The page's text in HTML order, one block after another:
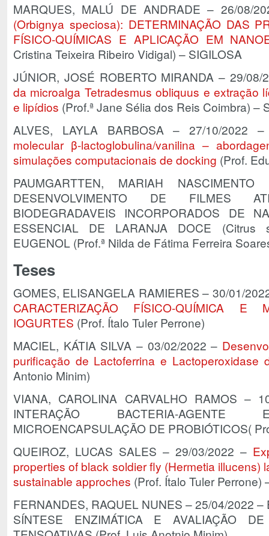
MARQUES, MALÚ DE ANDRADE – 26/08/
(Orbignya speciosa): DETERMINAÇÃO DAS
FÍSICO-QUÍMICAS E APLICAÇÃO EM
Cristina Teixeira Ribeiro Vidigal) – SIGILOSA
JÚNIOR, JOSÉ ROBERTO MIRANDA – 29/
da microalga Tetradesmus obliquus e extração
e lipídios (Prof.ª Jane Sélia dos Reis Coimbra) –
ALVES, LAYLA BARBOSA – 27/10/2022
molecular β-lactoglobulina/vanilina –
simulações computacionais de docking (Prof.
PAUMGARTTEN, MARIAH
DESENVOLVIMENTO DE FILMES
BIODEGRADAVEIS INCORPORADOS DE
ESSENCIAL DE LARANJA DOCE
EUGENOL (Prof.ª Nilda de Fátima Ferreira
Teses
GOMES, ELISANGELA RAMIERES – 30/01/
CARACTERIZAÇÃO FÍSICO-QUÍMICA E
IOGURTES (Prof. Ítalo Tuler Perrone)
MACIEL, KÁTIA SILVA – 03/02/2022 –
purificação de Lactoferrina e Lactoperoxidase
Antonio Minim)
VIANA, CAROLINA CARVALHO RAMOS –
INTERAÇÃO BACTERIA-AGENTE
MICROENCAPSULAÇÃO DE PROBIÓTICOS(
QUEIROZ, LUCAS SALES – 29/03/2022 –
properties of black soldier fly (Hermetia illucens)
sustainable approches (Prof. Ítalo Tuler Perrone)
FERNANDES, RAQUEL NUNES – 25/04/2022 –
SÍNTESE ENZIMÁTICA E AVALIAÇÃO